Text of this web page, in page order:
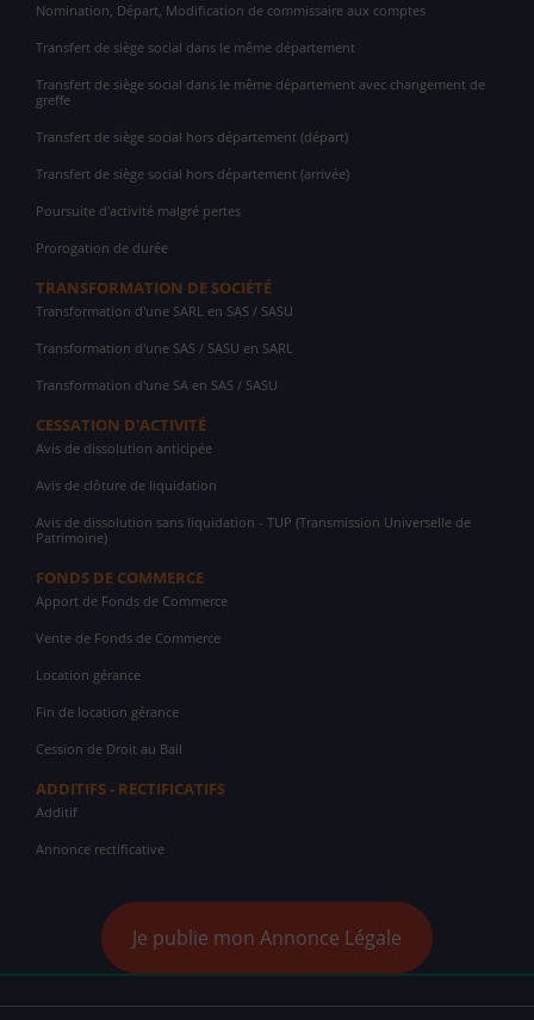
Nomination, Départ, Modification de commissaire aux comptes
Transfert de siège social dans le même département
Transfert de siège social dans le même département avec changement de
greffe
Transfert de siège social hors département (départ)
Transfert de siège social hors département (arrivée)
Poursuite d'activité malgré pertes
Prorogation de durée
TRANSFORMATION DE SOCIÉTÉ
Transformation d'une SARL en SAS / SASU
Transformation d'une SAS / SASU en SARL
Transformation d'une SA en SAS / SASU
CESSATION D'ACTIVITÉ
Avis de dissolution anticipée
Avis de clôture de liquidation
Avis de dissolution sans liquidation - TUP (Transmission Universelle de
Patrimoine)
FONDS DE COMMERCE
Apport de Fonds de Commerce
Vente de Fonds de Commerce
Location gérance
Fin de location gérance
Cession de Droit au Bail
ADDITIFS - RECTIFICATIFS
Additif
Annonce rectificative
Je publie mon Annonce Légale